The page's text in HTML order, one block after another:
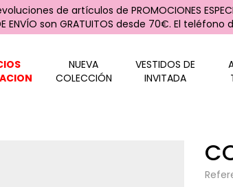
de artículos de PROMOCIONES
ENVÍO son GRATUITOS desde 70€. El
NUEVA
COLECCIÓN
VESTIDOS DE
INVITADA